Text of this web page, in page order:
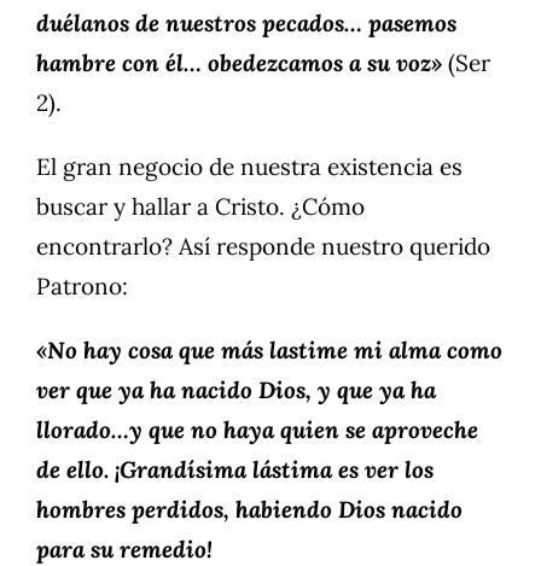
duélanos de nuestros pecados… pasemos
hambre con él… obedezcamos a su voz» (Ser
2).
El gran negocio de nuestra existencia es
buscar y hallar a Cristo. ¿Cómo
encontrarlo? Así responde nuestro querido
Patrono:
«No hay cosa que más lastime mi alma como
ver que ya ha nacido Dios, y que ya ha
llorado…y que no haya quien se aproveche
de ello. ¡Grandísima lástima es ver los
hombres perdidos, habiendo Dios nacido
para su remedio!